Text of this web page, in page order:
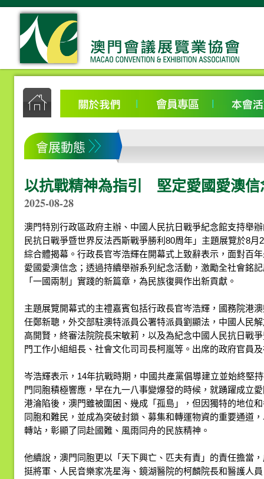
會展動態
以抗戰精神為指引 堅定愛國愛澳信
2025-08-28
澳門特別行政區政府主辦、中國人民抗日戰爭紀念館支持舉
民抗日戰爭暨世界反法西斯戰爭勝利80周年」主題展覽於8
綜合體揭幕。行政長官岑浩輝在開幕式上致辭表示，面對百
愛國愛澳信念；透過持續舉辦系列紀念活動，激勵全社會銘
「一國兩制」實踐的新篇章，為民族復興作出新貢獻。
主題展覽開幕式的主禮嘉賓包括行政長官岑浩輝，國務院港
任鄭新聰，外交部駐澳特派員公署特派員劉顯法，中國人民
高開賢，終審法院院長宋敏莉，以及為紀念中國人民抗日戰
門工作小組組長、社會文化司司長柯嵐等。出席的政府官員
岑浩輝表示，14年抗戰時期，中國共產黨倡導建立並始終堅
門同胞積極響應，早在九一八事變爆發的時候，就踴躍成立
港淪陷後，澳門雖被圍困、幾成「孤島」，但因獨特的地位
同胞和難民，並成為突破封鎖、募集和轉運物資的重要通道
轉站，彰顯了同赴國難、風雨同舟的民族精神。
他續說，澳門同胞更以「天下興亡、匹夫有責」的責任擔當
挺將軍、人民音樂家冼星海、鏡湖醫院的柯麟院長和醫護人